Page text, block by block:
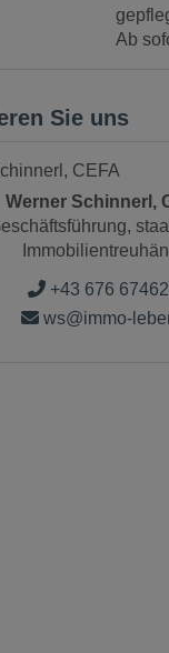
Ab
Sie uns
Werner Schinnerl,
+43 676
ws@immo-